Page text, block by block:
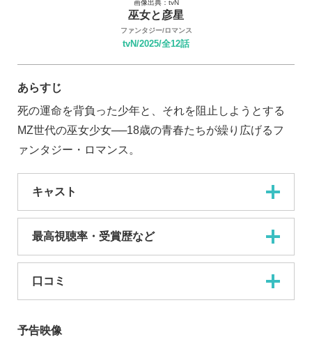
画像出典：tvN
巫女と彦星
ファンタジー/ロマンス
tvN/2025/全12話
あらすじ
死の運命を背負った少年と、それを阻止しようとする
MZ世代の巫女少女──18歳の青春たちが繰り広げるフ
ァンタジー・ロマンス。
キャスト
最高視聴率・受賞歴など
口コミ
予告映像